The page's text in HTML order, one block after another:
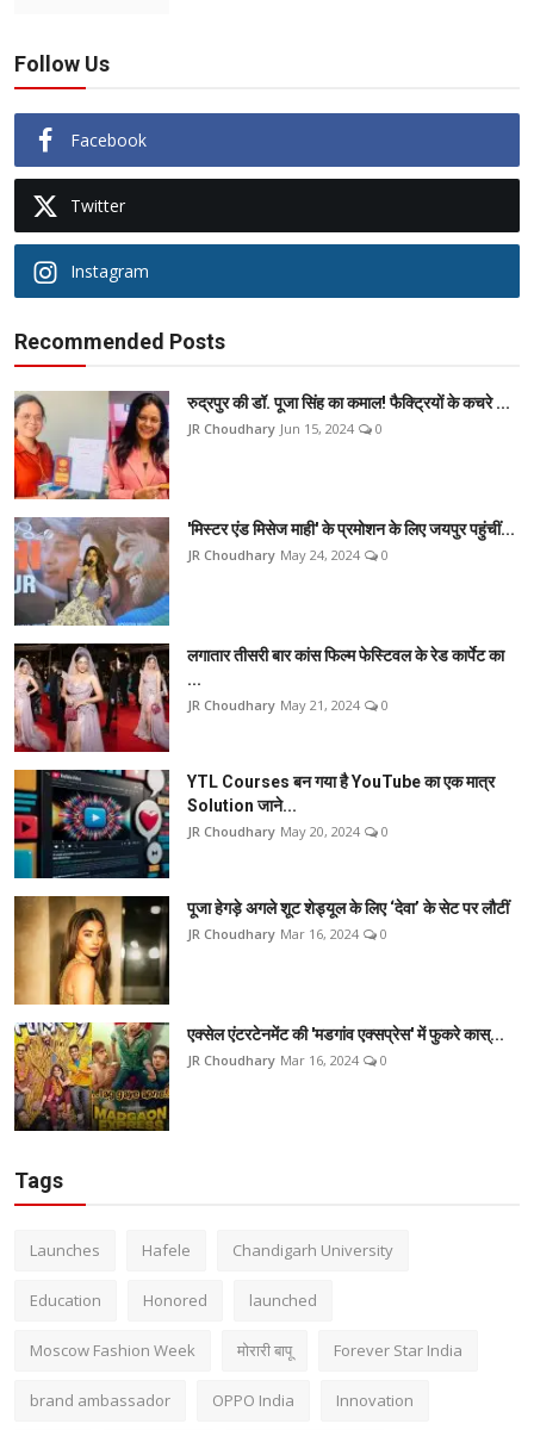
Follow Us
Facebook
Twitter
Instagram
Recommended Posts
रुद्रपुर की डॉ. पूजा सिंह का कमाल! फैक्ट्रियों के कचरे ...
JR Choudhary Jun 15, 2024 0
'मिस्टर एंड मिसेज माही' के प्रमोशन के लिए जयपुर पहुंचीं...
JR Choudhary May 24, 2024 0
लगातार तीसरी बार कांस फिल्म फेस्टिवल के रेड कार्पेट का
...
JR Choudhary May 21, 2024 0
YTL Courses बन गया है YouTube का एक मात्र
Solution जाने...
JR Choudhary May 20, 2024 0
पूजा हेगड़े अगले शूट शेड्यूल के लिए ‘देवा’ के सेट पर लौटीं
JR Choudhary Mar 16, 2024 0
एक्सेल एंटरटेनमेंट की 'मडगांव एक्सप्रेस' में फुकरे कास्...
JR Choudhary Mar 16, 2024 0
Tags
Launches Hafele Chandigarh University
Education Honored launched
Moscow Fashion Week मोरारी बापू Forever Star India
brand ambassador OPPO India Innovation